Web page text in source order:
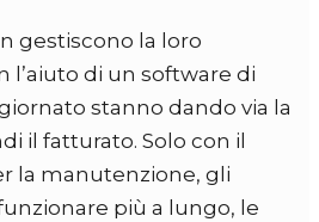
gestiscono la loro
l’aiuto di un software di
stanno dando via la
il fatturato. Solo con il
la manutenzione, gli
più a lungo, le